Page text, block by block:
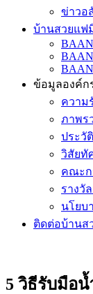
ข่าวอ
บ้านสวยแฟ
ข้อมูลองค์ก
ความ
ภาพร
ประวั
วิสัยทั
คณะก
รางวั
นโยบ
ติดต่อบ้านส
5 วิธีรับมือ